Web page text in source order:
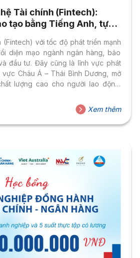
Tài chính (Fintech):
tạo bằng Tiếng Anh, tự
(Fintech) với tốc độ phát triển mạnh
diện mạo ngành ngân hàng, bảo
đầu tư. Đây cũng là lĩnh vực phát
Châu Á – Thái Bình Dương, mở
lượng cao cho người lao động.
vào năm 2029. Tại Việt Nam, nhu
tăng nhanh. Do đó, sinh viên
chuẩn quốc tế của...
Xem thêm